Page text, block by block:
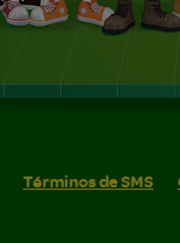
Términos de SMS